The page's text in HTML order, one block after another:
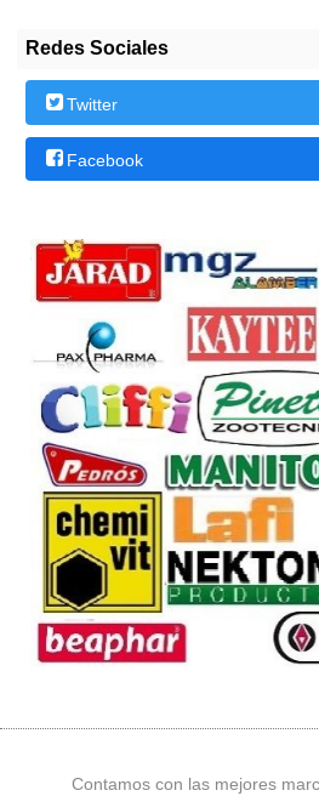
Redes Sociales
Twitter
Facebook
Contamos con las mejores